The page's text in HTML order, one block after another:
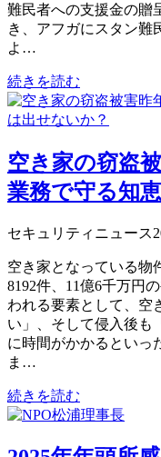
難民者への支援金の贈
き、アフガにスタン難
よ…
続きを読む
空き家の窃盗
業務で守る知
セキュリティニュース
空き家となっている物
8192件、11億6千万円
われる要素として、空
い」、そして侵入後も
に時間がかかるといっ
ま…
続きを読む